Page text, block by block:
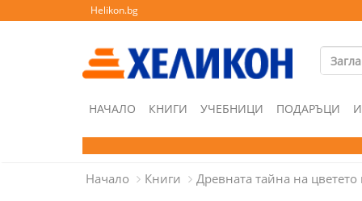
Helikon.bg
НАЧАЛО КНИГИ УЧЕБНИЦИ ПОДАРЪЦИ
Начало Книги Древната тайна на